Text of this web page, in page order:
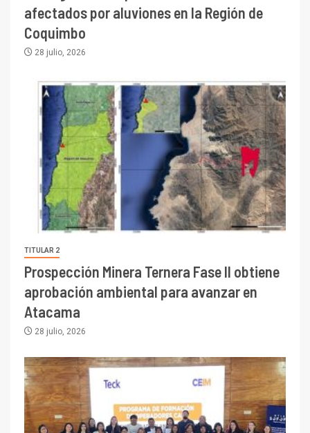
afectados por aluviones en la Región de
Coquimbo
28 julio, 2026
TITULAR 2
Prospección Minera Ternera Fase II obtiene
aprobación ambiental para avanzar en
Atacama
28 julio, 2026